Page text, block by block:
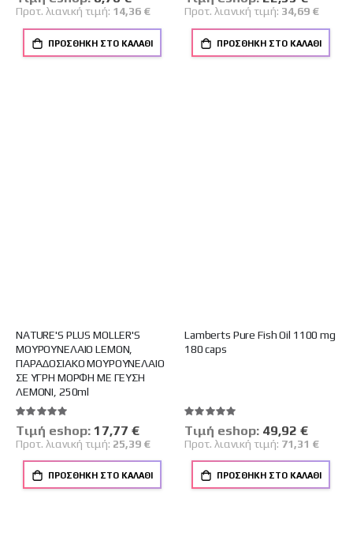
Τιμή
Προτ. λιανική τιμή: 14,36 €
ΠΡΟΣΘΉΚΗ ΣΤΟ ΚΑΛΆΘΙ
Τιμή
Προτ. λιανική τιμή: 34,69 €
ΠΡΟΣΘΉΚΗ ΣΤΟ ΚΑΛΆΘΙ
NATURE'S PLUS MOLLER'S
ΜΟΥΡΟΥΝΕΛΑΙΟ LEMON,
ΠΑΡΑΔΟΣΙΑΚΟ ΜΟΥΡΟΥΝΕΛΑΙΟ
ΣΕ ΥΓΡΗ ΜΟΡΦΗ ΜΕ ΓΕΥΣΗ
ΛΕΜΟΝΙ, 250ml
Βαθμολογία:
100%
Tιμή eshop: Ειδική
Τιμή
17,77 €
Προτ. λιανική τιμή: 25,39 €
ΠΡΟΣΘΉΚΗ ΣΤΟ ΚΑΛΆΘΙ
Lamberts Pure Fish Oil 1100 mg
180 caps
Βαθμολογία:
100%
Tιμή eshop: Ειδική
Τιμή
49,92 €
Προτ. λιανική τιμή: 71,31 €
ΠΡΟΣΘΉΚΗ ΣΤΟ ΚΑΛΆΘΙ